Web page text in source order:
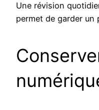
Une révision
permet de garder un